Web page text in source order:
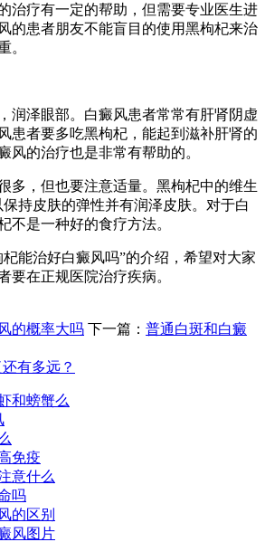
治疗有一定的帮助，但需要专业医生进
的患者朋友不能盲目的使用黑枸杞来治
。
润泽眼部。白癜风患者常常有肝肾阴虚
患者要多吃黑枸杞，能起到滋补肝肾的
风的治疗也是非常有帮助的。
多，但也要注意适量。黑枸杞中的维生
持皮肤的弹性并有润泽皮肤。对于白
不是一种好的食疗方法。
能治好白癜风吗”的介绍，希望对大家
要在正规医院治疗疾病。
的概率大吗 下一篇： 普通白斑和白癜
有多远？
和螃蟹么
免疫
意什么
吗
的区别
风图片